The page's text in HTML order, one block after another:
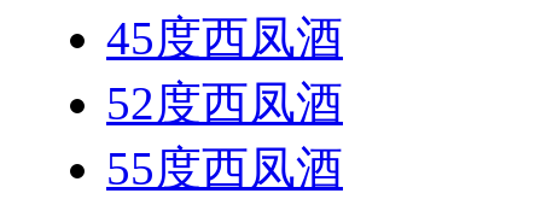
45度西凤酒
52度西凤酒
55度西凤酒